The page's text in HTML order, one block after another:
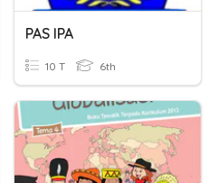
PAS IPA
10 T 6th